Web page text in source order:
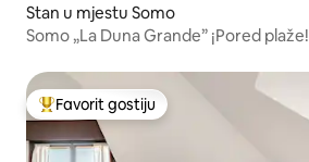
Stan u mjestu Somo
Somo „La Duna Grande” ¡Pored plaže!
Glavni favorit gostiju
Favorit gostiju